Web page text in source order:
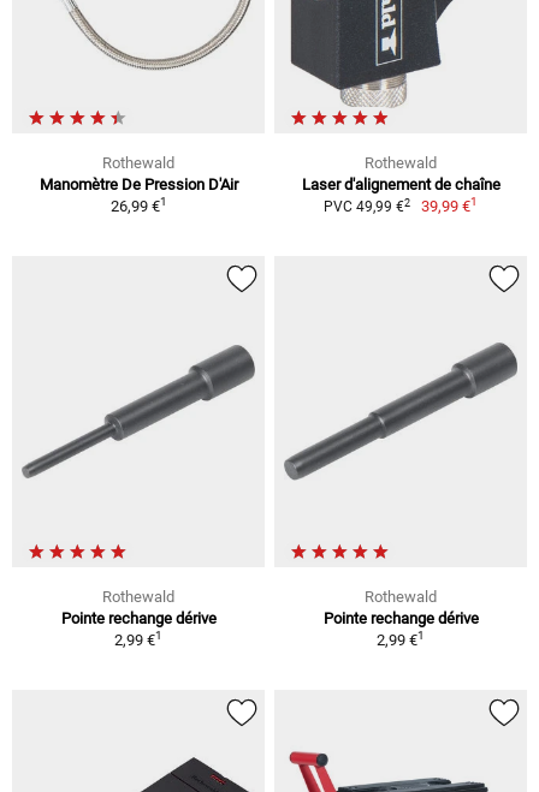
Rothewald
Manomètre De Pression D'Air
26,99 €1
Rothewald
Laser d'alignement de chaîne
PVC 49,99 €2 39,99 €1
Rothewald
Pointe rechange dérive
2,99 €1
Rothewald
Pointe rechange dérive
2,99 €1